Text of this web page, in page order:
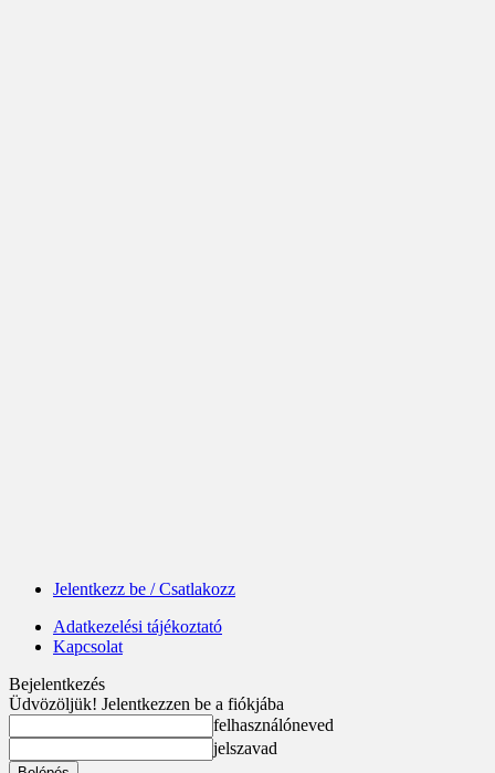
Jelentkezz be / Csatlakozz
Adatkezelési tájékoztató
Kapcsolat
Bejelentkezés
Üdvözöljük! Jelentkezzen be a fiókjába
felhasználóneved
jelszavad